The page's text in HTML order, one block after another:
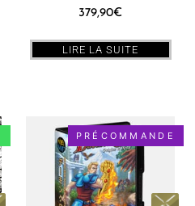
379,90€
LIRE LA SUITE
PRÉCOMMANDE